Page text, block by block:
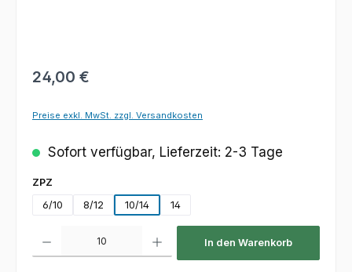
Regulärer Preis:
24,00 €
Preise exkl. MwSt. zzgl. Versandkosten
Sofort verfügbar, Lieferzeit: 2-3 Tage
ZPZ
6/10
8/12 10/14 14
In den Warenkorb